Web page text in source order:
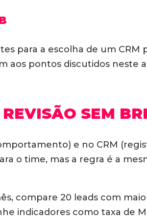
para a escolha de um CRM
aos pontos discutidos neste
SEM
e no CRM
o time, mas a regra é a
compare 20 leads com
indicadores como taxa de